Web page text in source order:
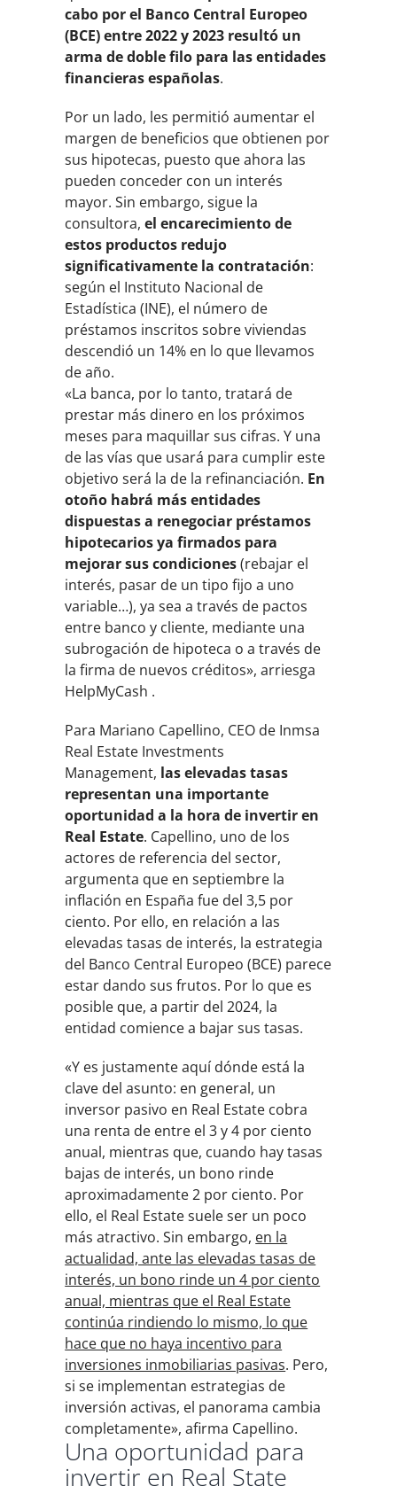
cabo por el Banco Central Europeo
(BCE) entre 2022 y 2023 resultó un
arma de doble filo para las entidades
financieras españolas.
Por un lado, les permitió aumentar el
margen de beneficios que obtienen por
sus hipotecas, puesto que ahora las
pueden conceder con un interés
mayor. Sin embargo, sigue la
consultora, el encarecimiento de
estos productos redujo
significativamente la contratación:
según el Instituto Nacional de
Estadística (INE), el número de
préstamos inscritos sobre viviendas
descendió un 14% en lo que llevamos
de año.
«La banca, por lo tanto, tratará de
prestar más dinero en los próximos
meses para maquillar sus cifras. Y una
de las vías que usará para cumplir este
objetivo será la de la refinanciación. En
otoño habrá más entidades
dispuestas a renegociar préstamos
hipotecarios ya firmados para
mejorar sus condiciones(rebajar el
interés, pasar de un tipo fijo a uno
variable…), ya sea a través de pactos
entre banco y cliente, mediante una
subrogación de hipoteca o a través de
la firma de nuevos créditos», arriesga
HelpMyCash .
Para Mariano Capellino, CEO de Inmsa
Real Estate Investments
Management, las elevadas tasas
representan una importante
oportunidad a la hora de invertir en
Real Estate. Capellino, uno de los
actores de referencia del sector,
argumenta que en septiembre la
inflación en España fue del 3,5 por
ciento. Por ello, en relación a las
elevadas tasas de interés, la estrategia
del Banco Central Europeo (BCE) parece
estar dando sus frutos. Por lo que es
posible que, a partir del 2024, la
entidad comience a bajar sus tasas.
«Y es justamente aquí dónde está la
clave del asunto: en general, un
inversor pasivo en Real Estate cobra
una renta de entre el 3 y 4 por ciento
anual, mientras que, cuando hay tasas
bajas de interés, un bono rinde
aproximadamente 2 por ciento. Por
ello, el Real Estate suele ser un poco
más atractivo. Sin embargo, en la
actualidad, ante las elevadas tasas de
interés, un bono rinde un 4 por ciento
anual, mientras que el Real Estate
continúa rindiendo lo mismo, lo que
hace que no haya incentivo para
inversiones inmobiliarias pasivas. Pero,
si se implementan estrategias de
inversión activas, el panorama cambia
completamente», afirma Capellino.
Una oportunidad para
invertir en Real State